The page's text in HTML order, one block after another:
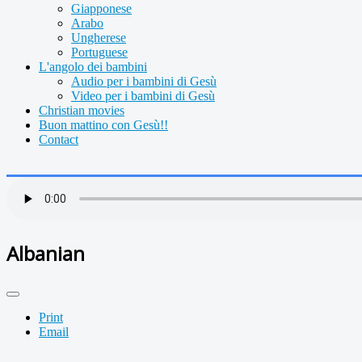
Giapponese
Arabo
Ungherese
Portuguese
L'angolo dei bambini
Audio per i bambini di Gesù
Video per i bambini di Gesù
Christian movies
Buon mattino con Gesù!!
Contact
Albanian
Print
Email